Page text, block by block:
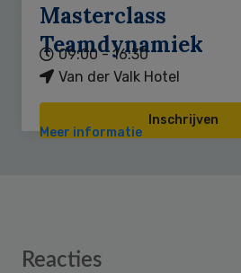
Masterclass
Teamdynamiek
09:00 - 16:30
Van der Valk Hotel
Inschrijven
Meer informatie
Reader
Reacties